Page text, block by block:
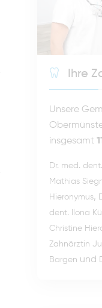
Ihre
Unsere
insgesamt
Dr. med.
Mathias
Hieronymus,
dent. Ilona
Christine
Zahnärztin
Bargen und